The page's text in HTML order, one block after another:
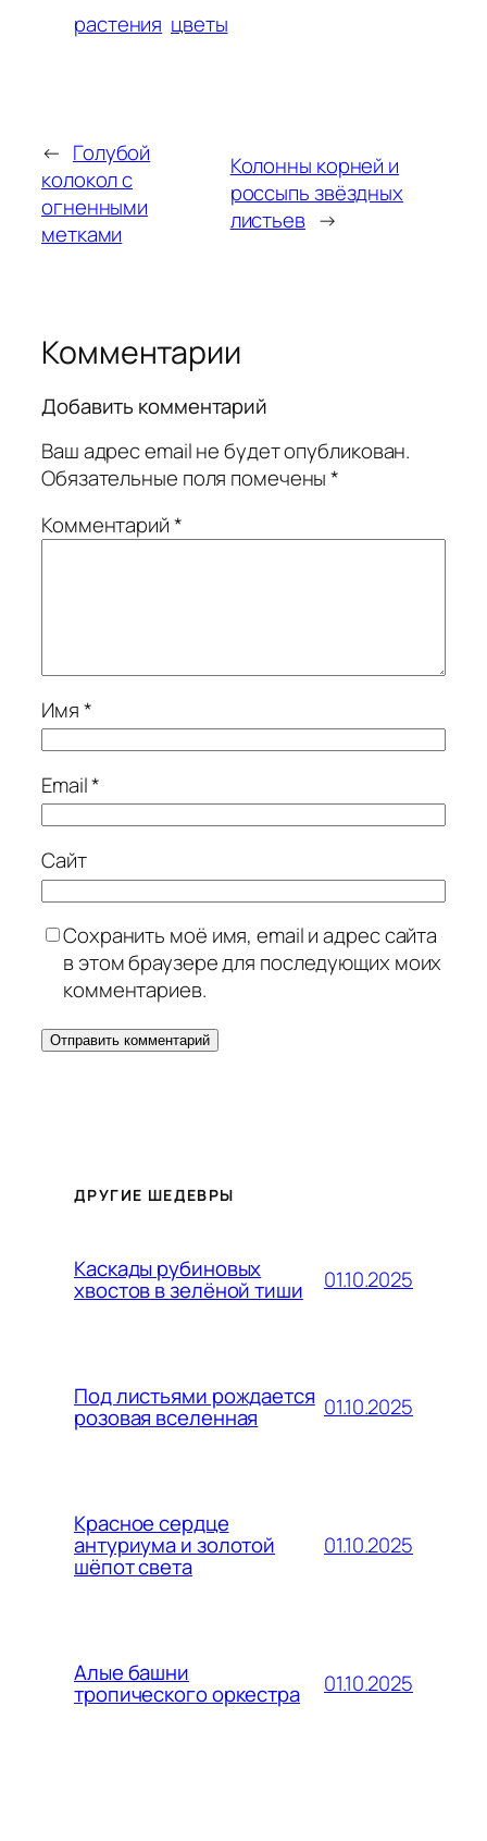
растения цветы
← Голубой
колокол с
огненными
метками
Колонны корней и
россыпь звёздных
листьев →
Комментарии
Добавить комментарий
Ваш адрес email не будет опубликован.
Обязательные поля помечены*
Комментарий*
Имя*
Email*
Сайт
Сохранить моё имя, email и адрес сайта
в этом браузере для последующих моих
комментариев.
ДРУГИЕ ШЕДЕВРЫ
Каскады рубиновых
хвостов в зелёной тиши 01.10.2025
Под листьями рождается
розовая вселенная 01.10.2025
Красное сердце
антуриума и золотой
шёпот света
01.10.2025
Алые башни
тропического оркестра 01.10.2025